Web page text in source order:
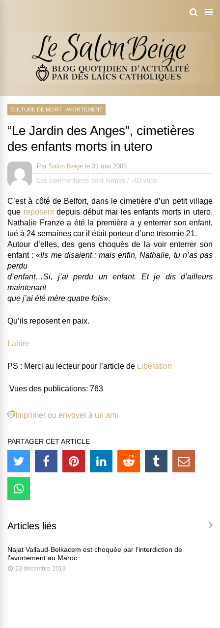
CULTURE DE MORT : AVORTEMENT
“Le Jardin des Anges”, cimetières
des enfants morts in utero
Par Salon Beige le 31 mai 2005
Les commentaires sont fermés / 763 vues
C’est à côté de Belfort, dans le cimetière d’un petit village
que reposentdepuis début mai les enfants morts in utero.
Nathalie Franze a été la première a y enterrer son enfant,
tué à 24 semaines car il était porteur d’une trisomie 21.
Autour d’elles, des gens choqués de la voir enterrer son
enfant : «Ils me disaient : mais enfin, Nathalie, tu n’as pas
perdu
d’enfant…Si, j’ai perdu un enfant. Et je dis d’ailleurs
maintenant
que j’ai été mère quatre fois».
Qu’ils reposent en paix.
Lahire
PS : Merci au lecteur pour l’article de Libération
Vues des publications: 763
Imprimer ou envoyer à un ami
PARTAGER CET ARTICLE
Articles liés
Najat Vallaud-Belkacem est choquée par l’interdiction de
l’avortement au Maroc
23 décembre 2013